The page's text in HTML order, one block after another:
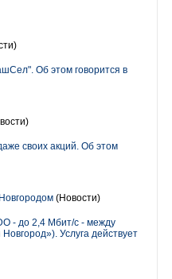
Об этом говорится в
своих акций. Об этом
(Новости)
- до 2,4 Мбит/с - между
Услуга действует